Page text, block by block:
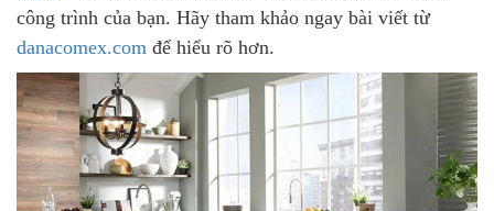
công trình của bạn. Hãy tham khảo ngay bài viết từ
danacomex.com để hiểu rõ hơn.